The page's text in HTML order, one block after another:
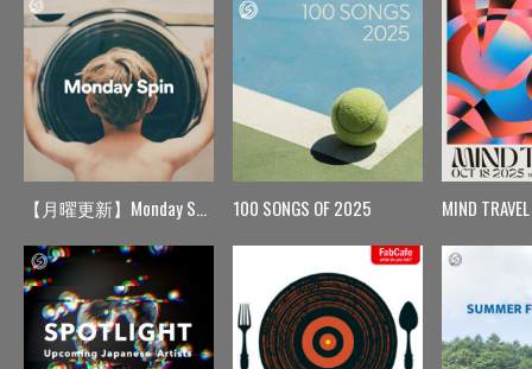
【月曜更新】Monday Spin 100 SONGS OF 2025 MIND TRAVEL